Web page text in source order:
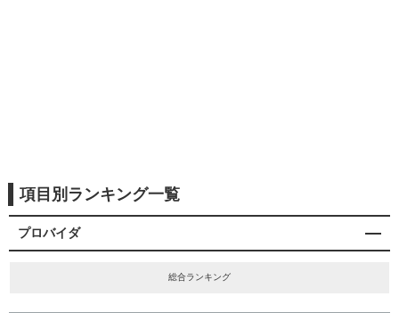
項目別ランキング一覧
プロバイダ
総合ランキング